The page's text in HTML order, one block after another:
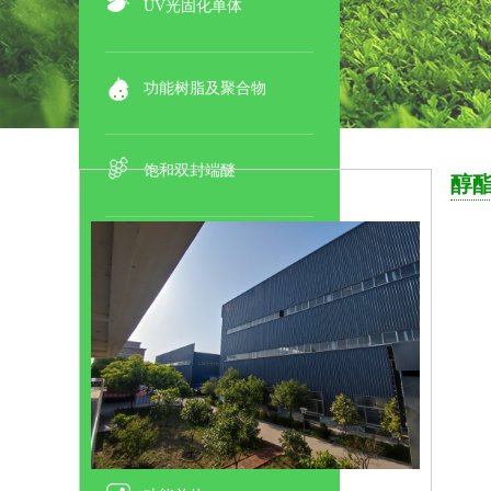
UV光固化单体
功能树脂及聚合物
饱和双封端醚
环保溶剂
酯类溶剂 / 功能溶剂
类溶剂
净味成膜助剂
酯类成膜助剂 / 醚类成膜助剂
醇